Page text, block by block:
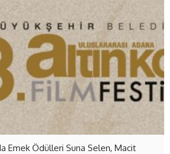
Emek Ödülleri Suna Selen, Macit